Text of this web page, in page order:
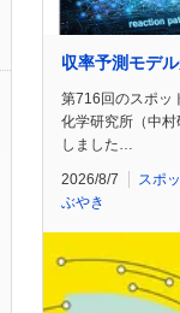
収率予測モデ
第716回のスポッ
化学研究所（中
しました…
2026/8/7 スポ
ぶやき